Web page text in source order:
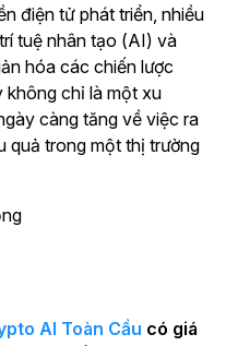
điện tử phát triển, nhiều
tuệ nhân tạo (AI) và
hóa các chiến lược
chỉ là một xu
càng tăng về việc ra
quả trong một thị trường
AI Toàn Cầu có giá